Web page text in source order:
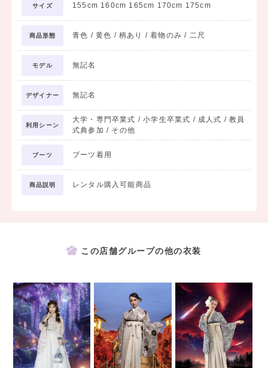
サイズ 155cm 160cm 165cm 170cm 175cm
商品形態 青色 / 黄色 / 柄あり / 着物のみ / 二尺
モデル 無記名
デザイナー 無記名
利用シーン
大学・専門卒業式 / 小学生卒業式 / 成人式 / 教員
式典参加 / その他
ブーツ ブーツ着用
商品説明 レンタル購入可能商品
この店舗グループの他の衣装